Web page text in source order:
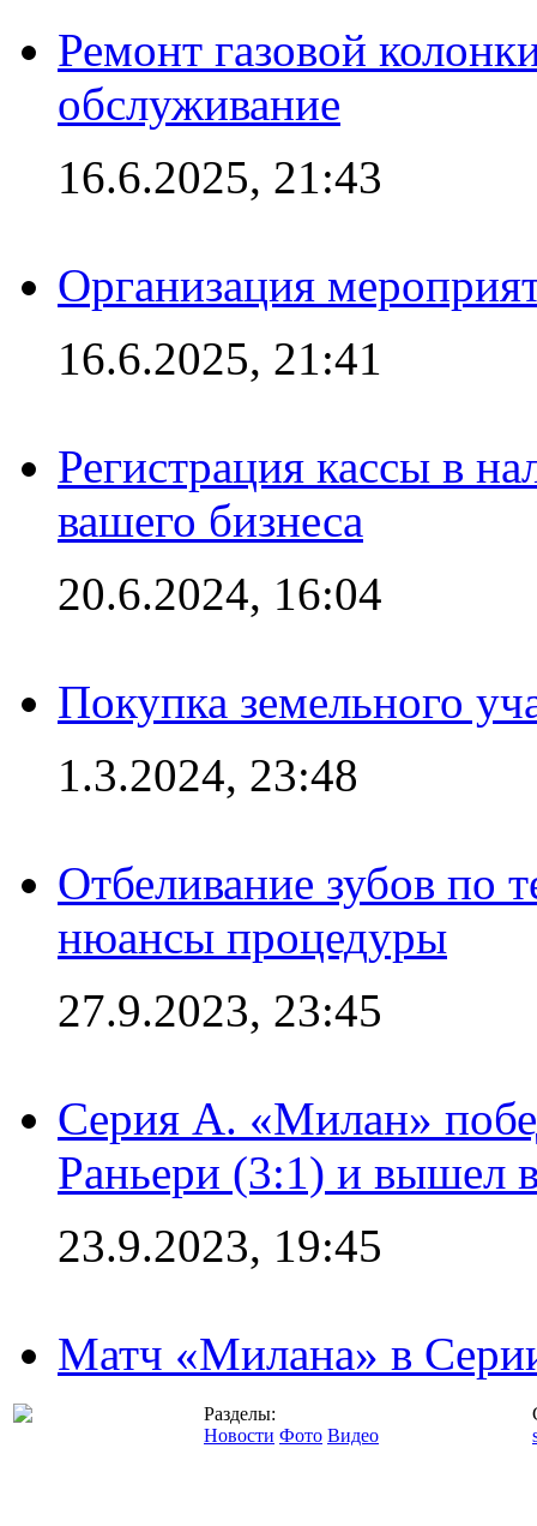
Ремонт газовой
обслуживание
16.6.2025, 21:43
Организация
16.6.2025, 21:41
Регистрация кассы в
вашего бизнеса
20.6.2024, 16:04
Покупка земельного
1.3.2024, 23:48
Отбеливание зубов по
нюансы процедуры
27.9.2023, 23:45
Серия А. «Милан»
Раньери (3:1) и вышел
23.9.2023, 19:45
Матч «Милана» в
Разделы:
Новости Фото Видео